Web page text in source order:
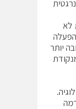
לא
הפעלה
יותר